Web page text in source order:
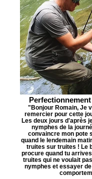
"Bonjour Romain, Je
remercier pour cette
Les deux jours d'après
nymphes de la
convaincre mon pote
quand le lendemain
truites sur truites ! Le
procure quand tu
truites qui ne voulait
nymphes et essayer